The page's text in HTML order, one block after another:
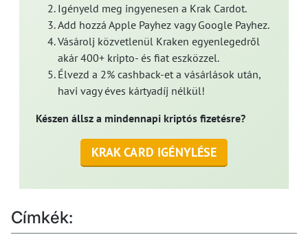
Igényeld meg ingyenesen a Krak Cardot.
Add hozzá Apple Payhez vagy Google Payhez.
Vásárolj közvetlenül Kraken egyenlegedről
akár 400+ kripto- és fiat eszközzel.
Élvezd a 2% cashback-et a vásárlások után,
havi vagy éves kártyadíj nélkül!
Készen állsz a mindennapi kriptós fizetésre?
KRAK CARD IGÉNYLÉSE
Címkék: